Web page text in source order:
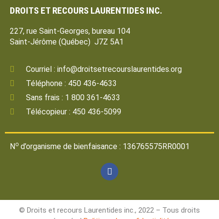
DROITS ET RECOURS LAURENTIDES INC.
227, rue Saint-Georges, bureau 104
Saint-Jérôme (Québec) J7Z 5A1
Courriel : info@droitsetrecourslaurentides.org
Téléphone : 450 436-4633
Sans frais : 1 800 361-4633
Télécopieur : 450 436-5099
N o d’organisme de bienfaisance : 136765575RR0001
© Droits et recours Laurentides inc., 2022 – Tous droits